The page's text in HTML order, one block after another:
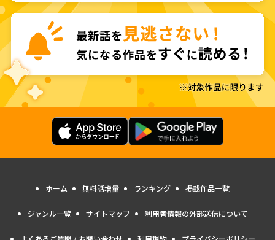
ホーム 無料話増量 ランキング 掲載作品一覧
ジャンル一覧 サイトマップ 利用者情報の外部送信について